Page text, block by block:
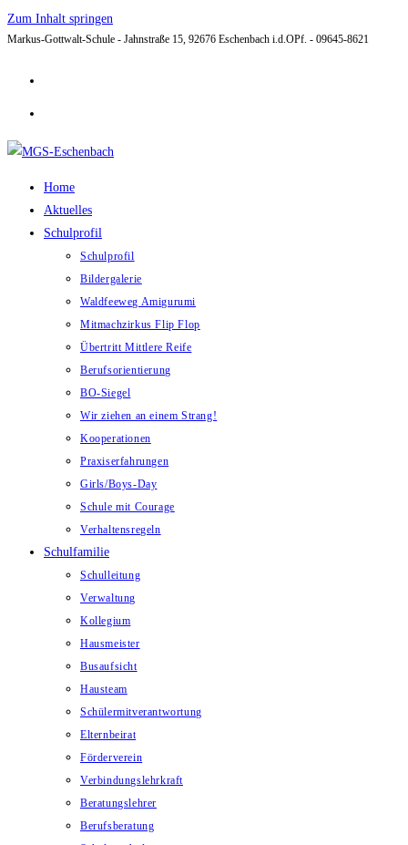
Zum Inhalt springen
Markus-Gottwalt-Schule - Jahnstraße 15, 92676 Eschenbach i.d.OPf. - 09645-8621
Home
Aktuelles
Schulprofil
Schulprofil
Bildergalerie
Waldfeeweg Amigurumi
Mitmachzirkus Flip Flop
Übertritt Mittlere Reife
Berufsorientierung
BO-Siegel
Wir ziehen an einem Strang!
Kooperationen
Praxiserfahrungen
Girls/Boys-Day
Schule mit Courage
Verhaltensregeln
Schulfamilie
Schulleitung
Verwaltung
Kollegium
Hausmeister
Busaufsicht
Hausteam
Schülermitverantwortung
Elternbeirat
Förderverein
Verbindungslehrkraft
Beratungslehrer
Berufsberatung